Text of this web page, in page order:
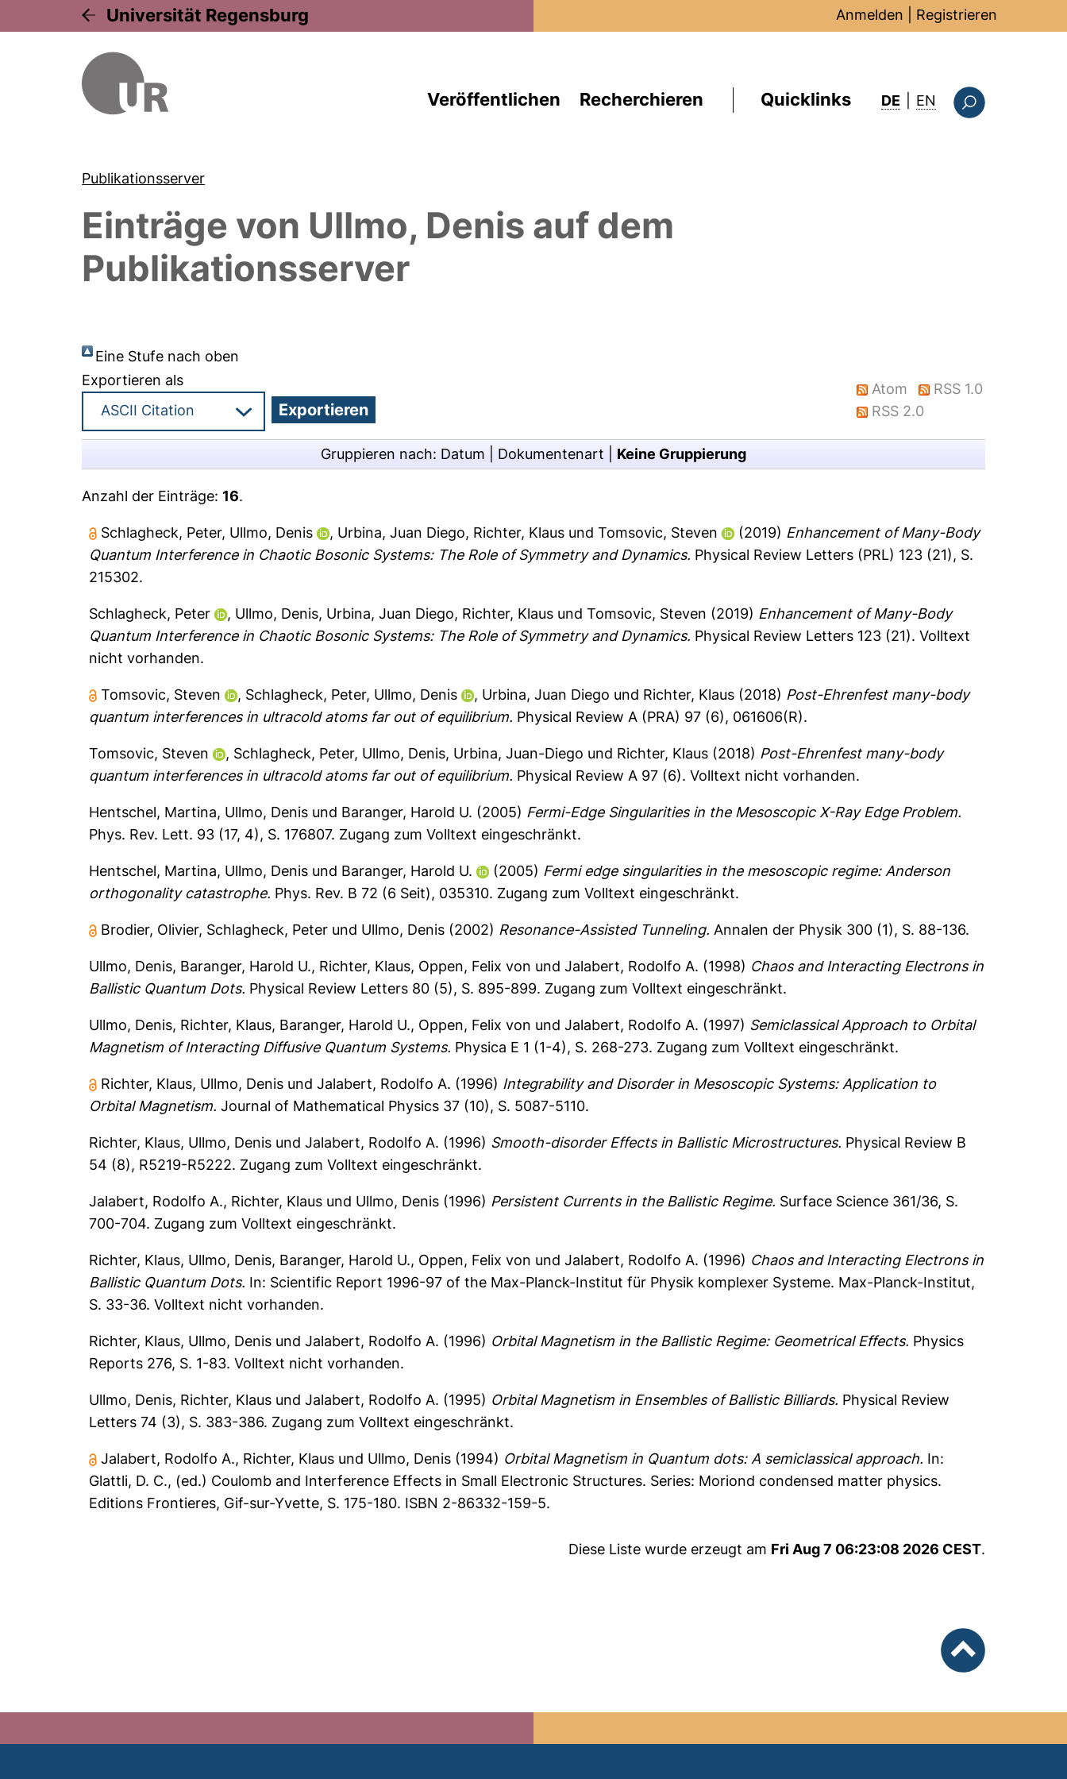
Universität Regensburg Anmelden Registrieren
Veröffentlichen Recherchieren Quicklinks DE EN : this page in
Publikationsserver
Einträge von Ullmo, Denis auf dem
Publikationsserver
Eine Stufe nach oben
Exportieren als
Atom
RSS 1.0
RSS 2.0
Gruppieren nach: Datum Dokumentenart Keine Gruppierung
Anzahl der Einträge:16.
Schlagheck, Peter, Ullmo, Denis , Urbina, Juan Diego, Richter, Klaus undTomsovic, Steven (2019) Enhancement of Many-Body
Quantum Interference in Chaotic Bosonic Systems: The Role of Symmetry and Dynamics. Physical Review Letters (PRL) 123 (21), S.
215302.
Schlagheck, Peter , Ullmo, Denis, Urbina, Juan Diego, Richter, Klaus undTomsovic, Steven (2019) Enhancement of Many-Body
Quantum Interference in Chaotic Bosonic Systems: The Role of Symmetry and Dynamics. Physical Review Letters 123 (21).Volltext
nicht vorhanden.
Tomsovic, Steven , Schlagheck, Peter, Ullmo, Denis , Urbina, Juan Diego und Richter, Klaus (2018) Post-Ehrenfest many-body
quantum interferences in ultracold atoms far out of equilibrium. Physical Review A (PRA) 97 (6), 061606(R).
Tomsovic, Steven , Schlagheck, Peter, Ullmo, Denis, Urbina, Juan-Diego und Richter, Klaus (2018) Post-Ehrenfest many-body
quantum interferences in ultracold atoms far out of equilibrium. Physical Review A 97 (6).Volltext nicht vorhanden.
Hentschel, Martina, Ullmo, Denis und Baranger, Harold U. (2005) Fermi-Edge Singularities in the Mesoscopic X-Ray Edge Problem.
Phys. Rev. Lett. 93 (17, 4), S. 176807. Zugang zum Volltext eingeschränkt.
Hentschel, Martina, Ullmo, Denis und Baranger, Harold U. (2005) Fermi edge singularities in the mesoscopic regime: Anderson
orthogonality catastrophe. Phys. Rev. B 72 (6 Seit), 035310. Zugang zum Volltext eingeschränkt.
Brodier, Olivier, Schlagheck, Peter und Ullmo, Denis (2002) Resonance-Assisted Tunneling. Annalen der Physik 300 (1), S. 88-136.
Ullmo, Denis, Baranger, Harold U., Richter, Klaus, Oppen, Felix von undJalabert, Rodolfo A. (1998) Chaos and Interacting Electrons in
Ballistic Quantum Dots. Physical Review Letters 80 (5), S. 895-899. Zugang zum Volltext eingeschränkt.
Ullmo, Denis, Richter, Klaus, Baranger, Harold U., Oppen, Felix von undJalabert, Rodolfo A. (1997) Semiclassical Approach to Orbital
Magnetism of Interacting Diffusive Quantum Systems. Physica E 1 (1-4), S. 268-273. Zugang zum Volltext eingeschränkt.
Richter, Klaus, Ullmo, Denis undJalabert, Rodolfo A. (1996) Integrability and Disorder in Mesoscopic Systems: Application to
Orbital Magnetism. Journal of Mathematical Physics 37 (10), S. 5087-5110.
Richter, Klaus, Ullmo, Denis undJalabert, Rodolfo A. (1996) Smooth-disorder Effects in Ballistic Microstructures. Physical Review B
54 (8), R5219-R5222. Zugang zum Volltext eingeschränkt.
Jalabert, Rodolfo A., Richter, Klaus und Ullmo, Denis (1996) Persistent Currents in the Ballistic Regime. Surface Science 361/36, S.
700-704. Zugang zum Volltext eingeschränkt.
Richter, Klaus, Ullmo, Denis, Baranger, Harold U., Oppen, Felix von undJalabert, Rodolfo A. (1996) Chaos and Interacting Electrons in
Ballistic Quantum Dots. In: Scientific Report 1996-97 of the Max-Planck-Institut für Physik komplexer Systeme. Max-Planck-Institut,
S. 33-36. Volltext nicht vorhanden.
Richter, Klaus, Ullmo, Denis undJalabert, Rodolfo A. (1996) Orbital Magnetism in the Ballistic Regime: Geometrical Effects. Physics
Reports 276, S. 1-83.Volltext nicht vorhanden.
Ullmo, Denis, Richter, Klaus undJalabert, Rodolfo A. (1995) Orbital Magnetism in Ensembles of Ballistic Billiards. Physical Review
Letters 74 (3), S. 383-386. Zugang zum Volltext eingeschränkt.
Jalabert, Rodolfo A., Richter, Klaus und Ullmo, Denis (1994) Orbital Magnetism in Quantum dots: A semiclassical approach. In:
Glattli, D. C., (ed.) Coulomb and Interference Effects in Small Electronic Structures. Series: Moriond condensed matter physics.
Editions Frontieres, Gif-sur-Yvette, S. 175-180. ISBN 2-86332-159-5.
Diese Liste wurde erzeugt am Fri Aug 7 06:23:08 2026 CEST.